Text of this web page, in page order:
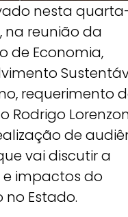
nesta
na reunião da
de Economia,
requerimento
Rodrigo
de
vai discutir a
impactos do
Estado.